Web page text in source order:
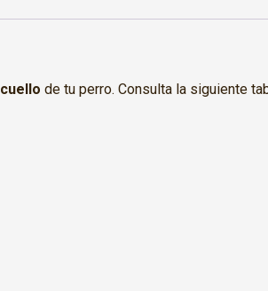
cuello de tu perro. Consulta la siguiente